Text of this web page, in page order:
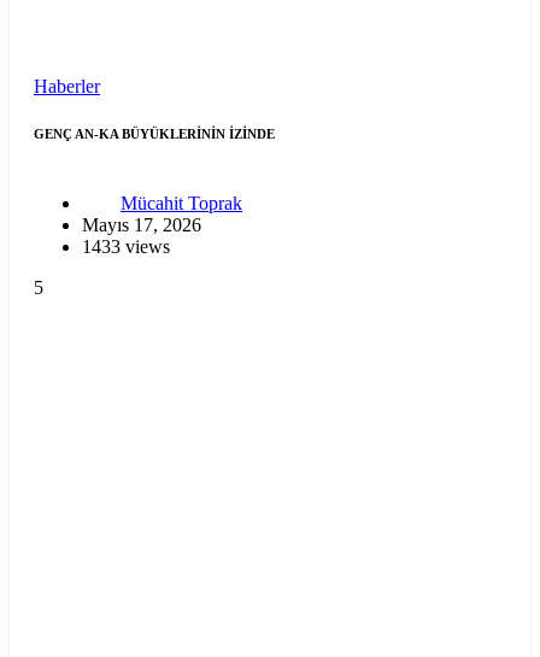
Haberler
GENÇ AN-KA BÜYÜKLERİNİN İZİNDE
Mücahit Toprak
Mayıs 17, 2026
1433 views
5